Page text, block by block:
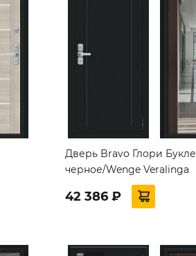
Дверь Bravo Глори Букле
черное/Wenge Veralinga
42 386 ₽